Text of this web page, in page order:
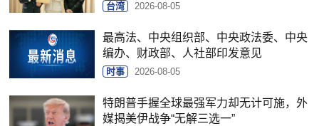
台湾 2026-08-05
最高法、中央组织部、中央政法委、中央
编办、财政部、人社部印发意见
时事 2026-08-05
特朗普手握全球最强军力却无计可施，外
媒揭美伊战争“无解三选一”